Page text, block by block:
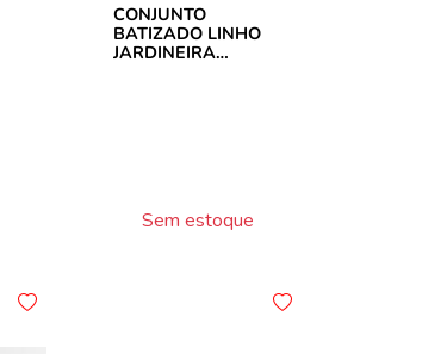
CONJUNTO
BATIZADO LINHO
JARDINEIRA
Sem estoque